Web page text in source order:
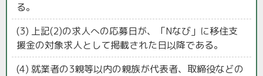
る。
(3) 上記(2)の求人への応募日が、「Nなび」に移住支
援金の対象求人として掲載された日以降である。
(4) 就業者の3親等以内の親族が代表者、取締役などの